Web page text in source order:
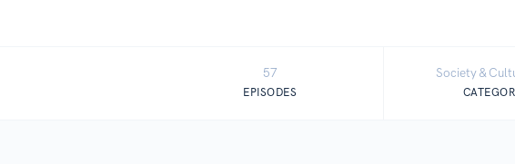
57
EPISODES
Society &